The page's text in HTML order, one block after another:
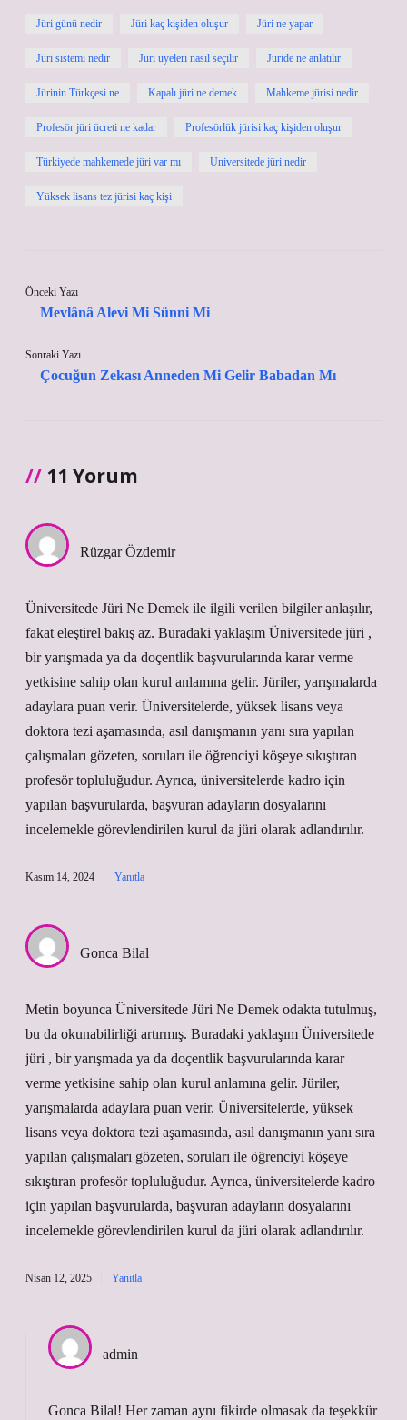
Jüri günü nedir Jüri kaç kişiden oluşur Jüri ne yapar
Jüri sistemi nedir Jüri üyeleri nasıl seçilir Jüride ne anlatılır
Jürinin Türkçesi ne Kapalı jüri ne demek Mahkeme jürisi nedir
Profesör jüri ücreti ne kadar Profesörlük jürisi kaç kişiden oluşur
Türkiyede mahkemede jüri var mı Üniversitede jüri nedir
Yüksek lisans tez jürisi kaç kişi
Önceki Yazı
Mevlânâ Alevi Mi Sünni Mi
Sonraki Yazı
Çocuğun Zekası Anneden Mi Gelir Babadan Mı
11 Yorum
Rüzgar Özdemir
Üniversitede Jüri Ne Demek ile ilgili verilen bilgiler anlaşılır,
fakat eleştirel bakış az. Buradaki yaklaşım Üniversitede jüri ,
bir yarışmada ya da doçentlik başvurularında karar verme
yetkisine sahip olan kurul anlamına gelir. Jüriler, yarışmalarda
adaylara puan verir. Üniversitelerde, yüksek lisans veya
doktora tezi aşamasında, asıl danışmanın yanı sıra yapılan
çalışmaları gözeten, soruları ile öğrenciyi köşeye sıkıştıran
profesör topluluğudur. Ayrıca, üniversitelerde kadro için
yapılan başvurularda, başvuran adayların dosyalarını
incelemekle görevlendirilen kurul da jüri olarak adlandırılır.
Kasım 14, 2024 Yanıtla
Gonca Bilal
Metin boyunca Üniversitede Jüri Ne Demek odakta tutulmuş,
bu da okunabilirliği artırmış. Buradaki yaklaşım Üniversitede
jüri , bir yarışmada ya da doçentlik başvurularında karar
verme yetkisine sahip olan kurul anlamına gelir. Jüriler,
yarışmalarda adaylara puan verir. Üniversitelerde, yüksek
lisans veya doktora tezi aşamasında, asıl danışmanın yanı sıra
yapılan çalışmaları gözeten, soruları ile öğrenciyi köşeye
sıkıştıran profesör topluluğudur. Ayrıca, üniversitelerde kadro
için yapılan başvurularda, başvuran adayların dosyalarını
incelemekle görevlendirilen kurul da jüri olarak adlandırılır.
Nisan 12, 2025 Yanıtla
admin
Gonca Bilal! Her zaman aynı fikirde olmasak da teşekkür